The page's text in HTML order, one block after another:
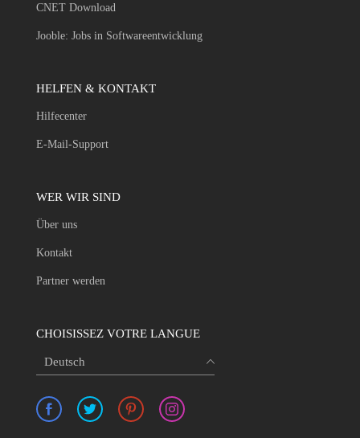
CNET Download
Jooble: Jobs in Softwareentwicklung
HELFEN & KONTAKT
Hilfecenter
E-Mail-Support
WER WIR SIND
Über uns
Kontakt
Partner werden
CHOISISSEZ VOTRE LANGUE
Deutsch